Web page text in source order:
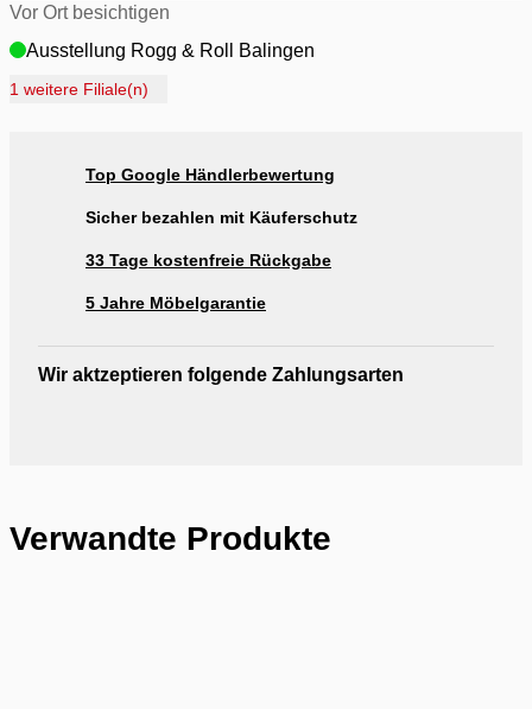
Vor Ort besichtigen
Ausstellung Rogg & Roll Balingen
Ausstellung Rogg Discount Balingen
Ausstellung Möbel Rogg Reutlingen
1 weitere Filiale(n)
Top Google Händlerbewertung
Sicher bezahlen mit Käuferschutz
33 Tage kostenfreie Rückgabe
5 Jahre Möbelgarantie
Wir aktzeptieren folgende Zahlungsarten
Verwandte Produkte